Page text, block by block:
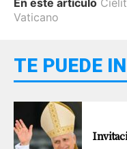
En este artículo
Vaticano
TE PUEDE